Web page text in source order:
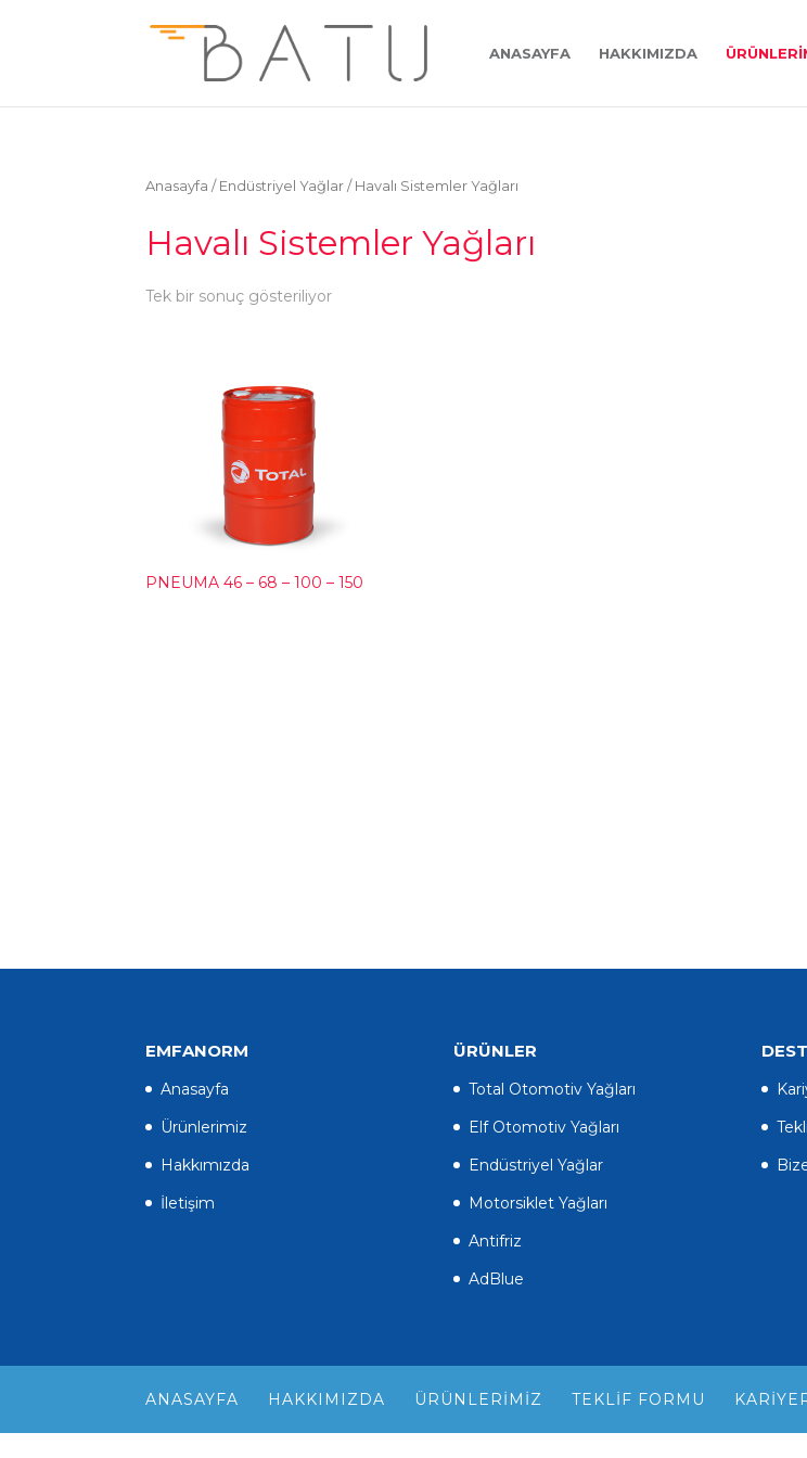
ANASAYFA HAKKIMIZDA
Anasayfa / Endüstriyel Yağlar / Havalı Sistemler Yağları
Havalı Sistemler Yağları
Tek bir sonuç gösteriliyor
PNEUMA 46 – 68 – 100 – 150
EMFANORM
Anasayfa
Ürünlerimiz
Hakkımızda
İletişim
ÜRÜNLER
Total Otomotiv Yağları
Elf Otomotiv Yağları
Endüstriyel Yağlar
Motorsiklet Yağları
Antifriz
AdBlue
ANASAYFA HAKKIMIZDA ÜRÜNLERIMIZ TEKLIF FORMU